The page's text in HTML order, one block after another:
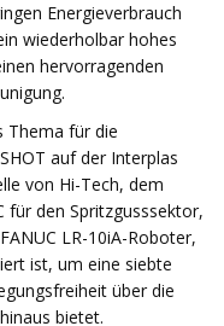
Energieverbrauch
wiederholbar hohes
hervorragenden
Thema für die
auf der Interplas
von Hi-Tech, dem
für den Spritzgusssektor,
LR-10iA-Roboter,
ist, um eine siebte
über die
bietet.